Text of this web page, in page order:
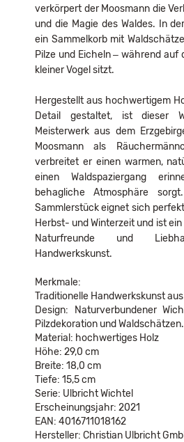
verkörpert der Moosmann die
und die Magie des Waldes. In
ein Sammelkorb mit
Pilze und Eicheln – während auf
kleiner Vogel sitzt.
Hergestellt aus hochwertigem
Detail gestaltet, ist dieser
Meisterwerk aus dem
Moosmann als
verbreitet er einen warmen,
einen Waldspaziergang
behagliche Atmosphäre
Sammlerstück eignet sich
Herbst- und Winterzeit und ist
Naturfreunde und
Handwerkskunst.
Merkmale:
Traditionelle Handwerkskunst
Design: Naturverbundener
Pilzdekoration und Waldschätzen.
Material: hochwertiges Holz
Höhe: 29,0 cm
Breite: 18,0 cm
Tiefe: 15,5 cm
Serie: Ulbricht Wichtel
Erscheinungsjahr: 2021
EAN: 4016711018162
Hersteller: Christian Ulbricht